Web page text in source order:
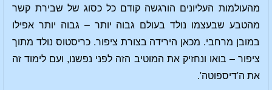
מהעולמות העליונים הורגשה קודם כל כסוג של שבירת קשר
מהטבע שבעצמו נולד בעולם גבוה יותר – גבוה יותר אפילו
במובן מרחבי. מכאן הירידה בצורת ציפור. כריסטוס נולד מתוך
ציפור – בואו ונחזיק את המוטיב הזה לפני נפשנו, ועם לימוד זה
את ה'דיספוטה'.